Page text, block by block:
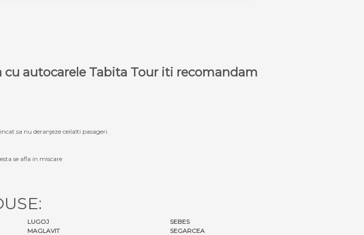
autocarele Tabita Tour iti recomandam
sa nu deranjeze ceilalti pasageri.
se afla in miscare
LUGOJ
MAGLAVIT
SEBES
SEGARCEA